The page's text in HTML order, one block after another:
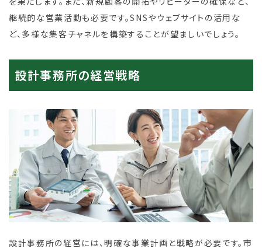
継続的な営業活動も必要です。SNSやウェブサイトの活用な
ど、多様な集客チャネルを構築することが望ましいでしょう。
設計事務所の経営戦略
設計事務所の経営には、明確な事業計画と戦略が必要です。市